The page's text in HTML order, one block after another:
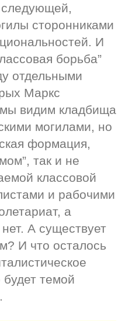
следующей,
сторонниками
И
борьба”
отдельными
Маркс
мы видим кладбища
могилами, но
формация,
так и не
классовой
и рабочими
а
А существует
И что осталось
темой